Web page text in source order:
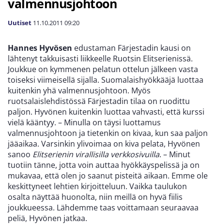
valmennusjohtoon
Uutiset 11.10.2011 09:20
Hannes Hyvösen edustaman Färjestadin kausi on
lähtenyt takkuisasti liikkeelle Ruotsin Elitserienissä.
Joukkue on kymmenen pelatun ottelun jälkeen vasta
toiseksi viimeisellä sijalla. Suomalaishyökkääjä luottaa
kuitenkin yhä valmennusjohtoon. Myös
ruotsalaislehdistössä Färjestadin tilaa on ruodittu
paljon. Hyvönen kuitenkin luottaa vahvasti, että kurssi
vielä kääntyy. – Minulla on täysi luottamus
valmennusjohtoon ja tietenkin on kivaa, kun saa paljon
jääaikaa. Varsinkin ylivoimaa on kiva pelata, Hyvönen
sanoo Elitserienin virallisilla verkkosivuilla. – Minut
tuotiin tänne, jotta voin auttaa hyökkäyspelissä ja on
mukavaa, että olen jo saanut pisteitä aikaan. Emme ole
keskittyneet lehtien kirjoitteluun. Vaikka taulukon
osalta näyttää huonolta, niin meillä on hyvä fiilis
joukkueessa. Lähdemme taas voittamaan seuraavaa
peliä, Hyvönen jatkaa.